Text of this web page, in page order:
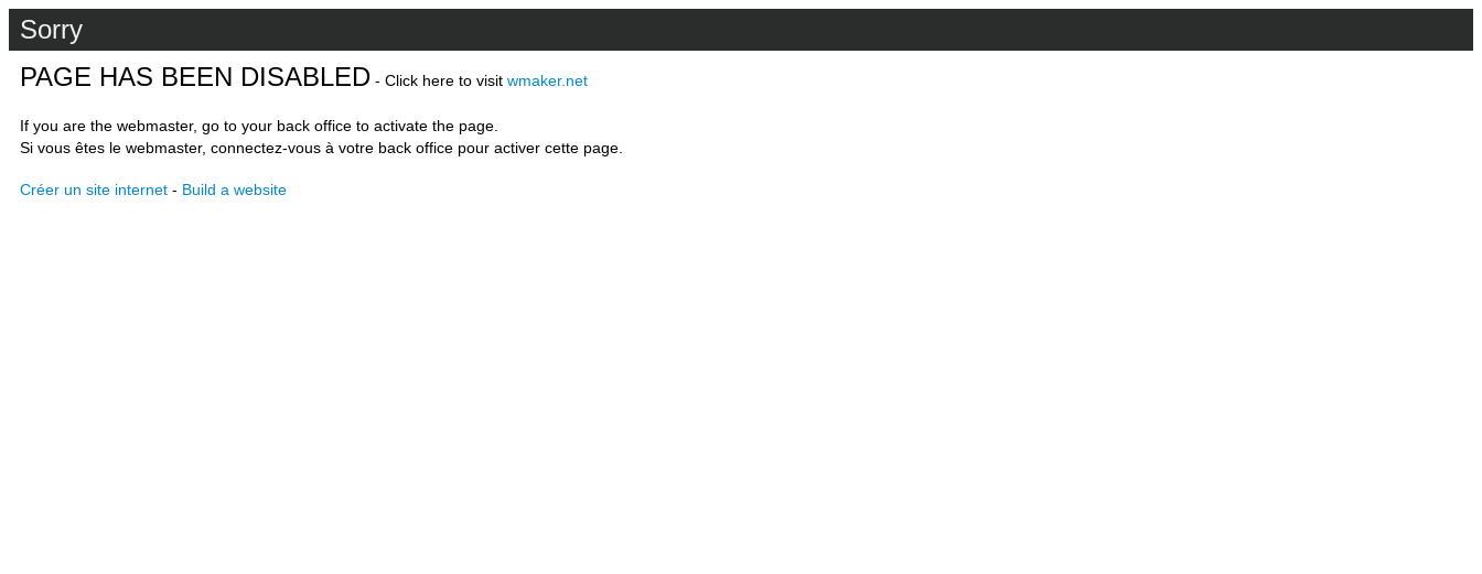
Sorry
PAGE HAS BEEN DISABLED - Click here to visit wmaker.net
If you are the webmaster, go to your back office to activate the page.
Si vous êtes le webmaster, connectez-vous à votre back office pour activer cette page.
Créer un site internet - Build a website